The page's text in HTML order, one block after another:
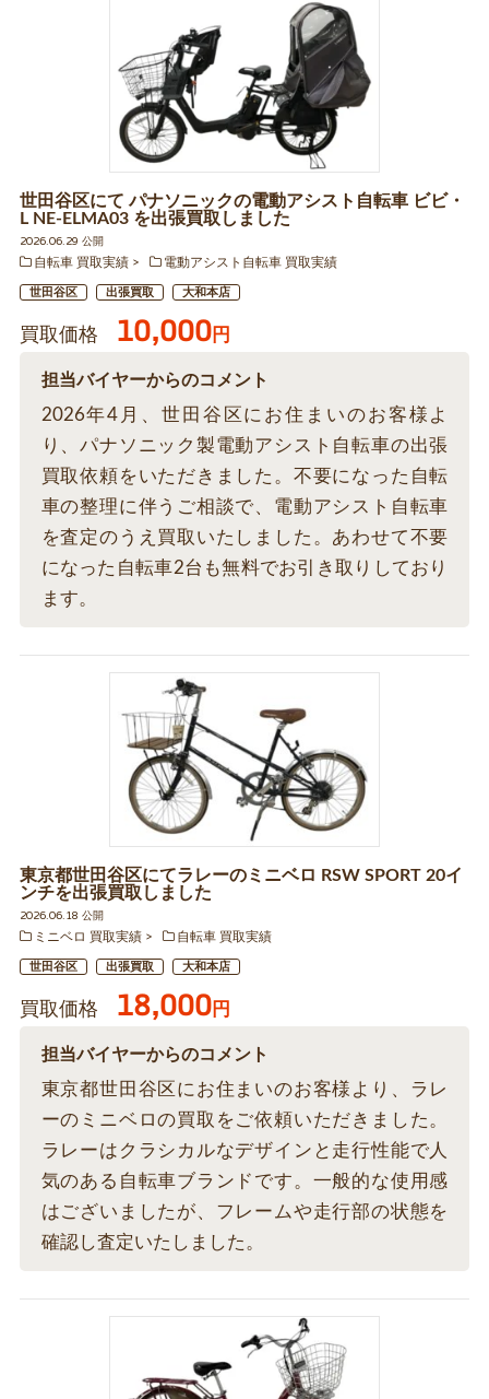
世田谷区にて パナソニックの電動アシスト自転車 ビビ・
L NE-ELMA03 を出張買取しました
2026.06.29 公開
自転車 買取実績
電動アシスト自転車 買取実績
世田谷区 出張買取 大和本店
買取価格 10,000円
担当バイヤーからのコメント
2026年4月、世田谷区にお住まいのお客様よ
り、パナソニック製電動アシスト自転車の出張
買取依頼をいただきました。不要になった自転
車の整理に伴うご相談で、電動アシスト自転車
を査定のうえ買取いたしました。あわせて不要
になった自転車2台も無料でお引き取りしており
ます。
東京都世田谷区にてラレーのミニベロ RSW SPORT 20イ
ンチを出張買取しました
2026.06.18 公開
ミニベロ 買取実績
自転車 買取実績
世田谷区 出張買取 大和本店
買取価格 18,000円
担当バイヤーからのコメント
東京都世田谷区にお住まいのお客様より、ラレ
ーのミニベロの買取をご依頼いただきました。
ラレーはクラシカルなデザインと走行性能で人
気のある自転車ブランドです。一般的な使用感
はございましたが、フレームや走行部の状態を
確認し査定いたしました。